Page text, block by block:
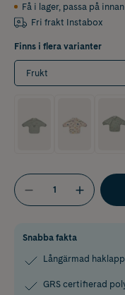
Få i lager, passa på
Fri frakt Instabox
Finns i flera varianter
Frukt
Snabba fakta
Långärmad
GRS certifierad